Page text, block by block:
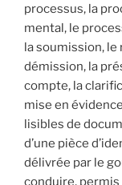
processus, la
mental, le
la soumission, le
démission, la
compte, la
mise en
lisibles de
d’une pièce
délivrée par le
conduire,